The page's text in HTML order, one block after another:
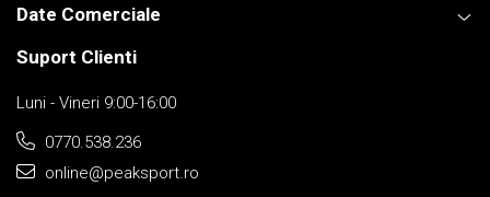
Date Comerciale
Suport Clienti
Luni - Vineri 9:00-16:00
0770.538.236
online@peaksport.ro